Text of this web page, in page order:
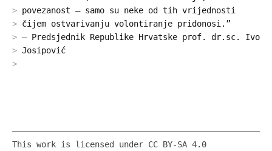
povezanost – samo su neke od tih vrijednosti
čijem ostvarivanju volontiranje pridonosi.”
– Predsjednik Republike Hrvatske prof. dr.sc. Ivo
Josipović
This work is licensed under CC BY-SA 4.0